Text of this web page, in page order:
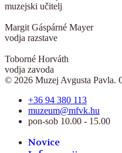
muzejski učitelj
Margit Gáspárné Mayer
vodja razstave
Toborné Horváth
vodja zavoda
© 2026 Muzej Avgusta Pavla.
+36 94 380 113
muzeum@mfvk.hu
pon-sob 10.00 - 15.00
Novice